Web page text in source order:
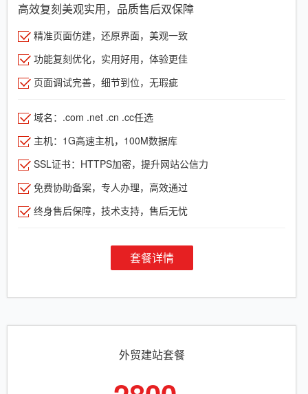
高效复刻美观实用，品质售后双保障
精准页面仿建，还原界面，美观一致
功能复刻优化，实用好用，体验更佳
页面调试完善，细节到位，无瑕疵
域名：.com .net .cn .cc任选
主机：1G高速主机，100M数据库
SSL证书：HTTPS加密，提升网站公信力
免费协助备案，专人办理，高效通过
终身售后保障，技术支持，售后无忧
套餐详情
外贸建站套餐